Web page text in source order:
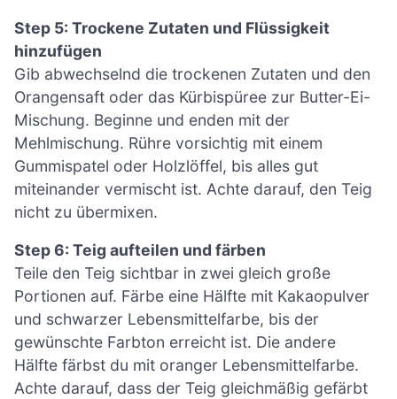
Step 5: Trockene Zutaten und Flüssigkeit
hinzufügen
Gib abwechselnd die trockenen Zutaten und den
Orangensaft oder das Kürbispüree zur Butter-Ei-
Mischung. Beginne und enden mit der
Mehlmischung. Rühre vorsichtig mit einem
Gummispatel oder Holzlöffel, bis alles gut
miteinander vermischt ist. Achte darauf, den Teig
nicht zu übermixen.
Step 6: Teig aufteilen und färben
Teile den Teig sichtbar in zwei gleich große
Portionen auf. Färbe eine Hälfte mit Kakaopulver
und schwarzer Lebensmittelfarbe, bis der
gewünschte Farbton erreicht ist. Die andere
Hälfte färbst du mit oranger Lebensmittelfarbe.
Achte darauf, dass der Teig gleichmäßig gefärbt